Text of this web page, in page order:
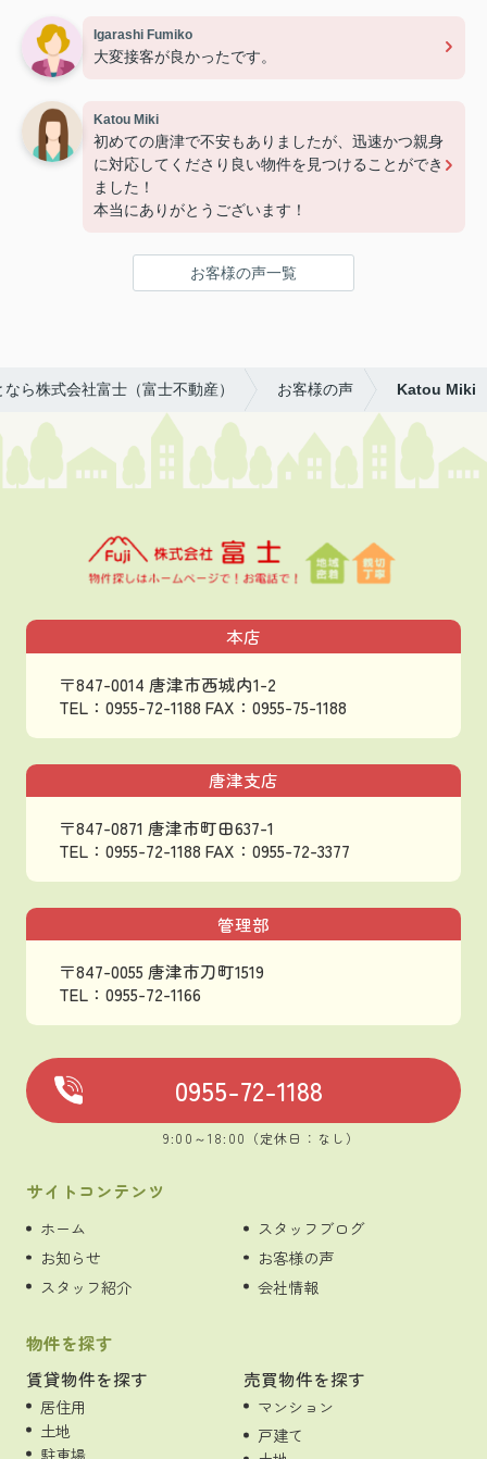
Igarashi Fumiko
大変接客が良かったです。
Katou Miki
初めての唐津で不安もありましたが、迅速かつ親身
に対応してくださり良い物件を見つけることができ
ました！
本当にありがとうございます！
お客様の声一覧
ら株式会社富士（富士不動産） お客様の声 Katou Miki
本店
〒847-0014 唐津市西城内1-2
TEL：0955-72-1188 FAX：0955-75-1188
唐津支店
〒847-0871 唐津市町田637-1
TEL：0955-72-1188 FAX：0955-72-3377
管理部
〒847-0055 唐津市刀町1519
TEL：0955-72-1166
0955-72-1188
9:00～18:00（定休日：なし）
サイトコンテンツ
ホーム
お知らせ
スタッフ紹介
スタッフブログ
お客様の声
会社情報
物件を探す
賃貸物件を探す
居住用
土地
駐車場
売買物件を探す
マンション
戸建て